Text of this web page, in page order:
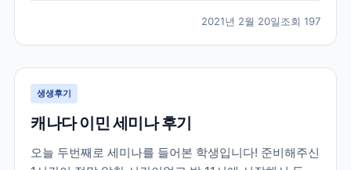
2021년 2월 20일조회 197
생생후기
캐나다 이민 세미나 후기
오늘 두번째로 세미나를 들어본 학생입니다! 준비해주신